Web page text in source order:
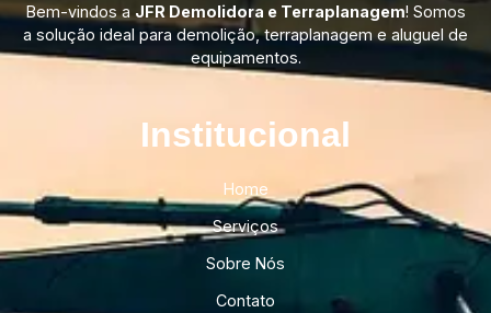
Bem-vindos a JFR Demolidora e Terraplanagem! Somos
a solução ideal para demolição, terraplanagem e aluguel de
equipamentos.
Institucional​
Home
Serviços
Sobre Nós
Contato